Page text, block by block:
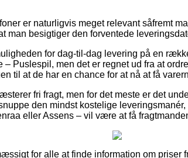
er naturligvis meget relevant såfremt
man besigtiger den forventede
for dag-til-dag levering på en
Puslespil, men det er regnet ud fra at
til at de har en chance for at nå at få
fri fragt, men for det meste er det
den mindst kostelige
eller Assens – vil være at få
for alle at finde information om priser